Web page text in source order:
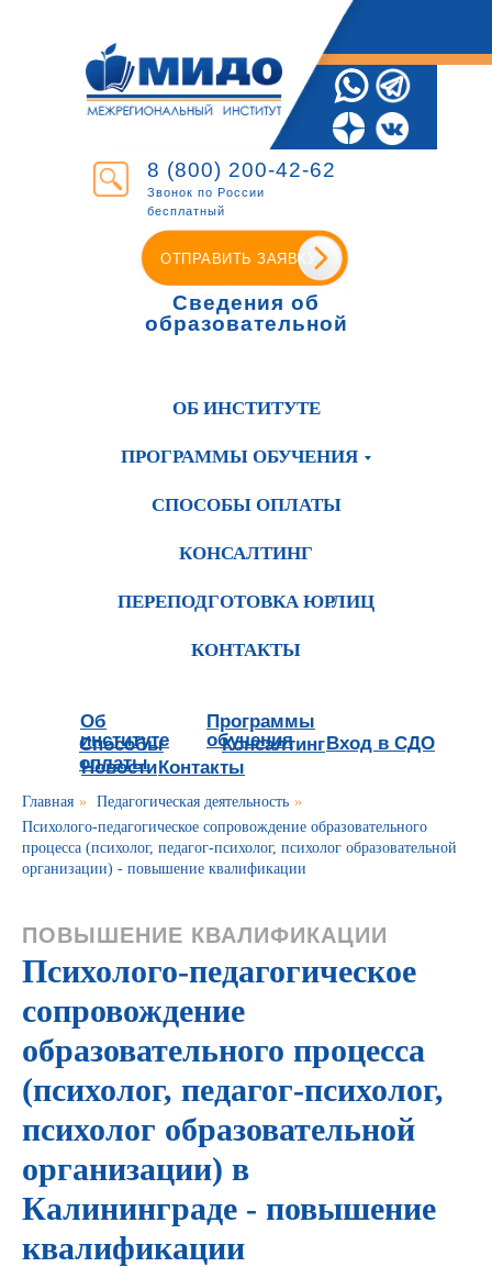
8 (800) 200-42-62
Звонок по России
бесплатный
ОТПРАВИТЬ ЗАЯВКУ
Сведения об
образовательной
ОБ ИНСТИТУТЕ
ПРОГРАММЫ ОБУЧЕНИЯ
СПОСОБЫ ОПЛАТЫ
КОНСАЛТИНГ
ПЕРЕПОДГОТОВКА ЮРЛИЦ
КОНТАКТЫ
Об
институте
Программы
обучения
Способы
оплаты
Консалтинг
Новости
Вход в СДО
Контакты
Главная » Педагогическая деятельность »
Психолого-педагогическое сопровождение образовательного
процесса (психолог, педагог-психолог, психолог образовательной
организации) - повышение квалификации
ПОВЫШЕНИЕ КВАЛИФИКАЦИИ
Психолого-педагогическое
сопровождение
образовательного процесса
(психолог, педагог-психолог,
психолог образовательной
организации) в
Калининграде - повышение
квалификации